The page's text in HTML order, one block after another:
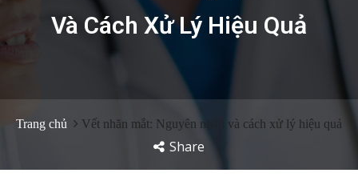
Và Cách Xử Lý Hiệu Quả
Trang chủ Vết nhăn mắt: Nguyên nhân và cách xử lý hiệu quả
Share